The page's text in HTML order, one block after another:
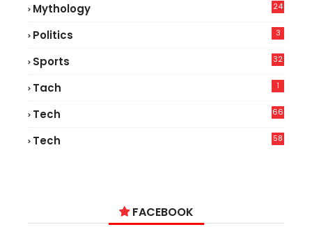
Mythology 24
Politics 3
Sports 32
Tach 1
Tech
66
Tech
58
FACEBOOK